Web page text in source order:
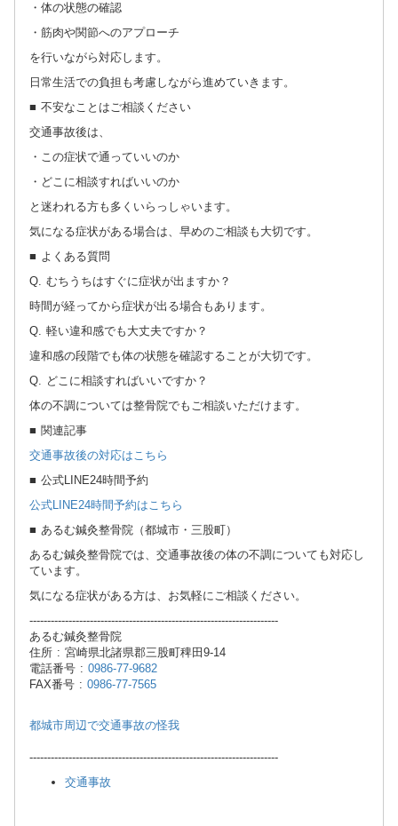
・体の状態の確認
・筋肉や関節へのアプローチ
を行いながら対応します。
日常生活での負担も考慮しながら進めていきます。
■ 不安なことはご相談ください
交通事故後は、
・この症状で通っていいのか
・どこに相談すればいいのか
と迷われる方も多くいらっしゃいます。
気になる症状がある場合は、早めのご相談も大切です。
■ よくある質問
Q. むちうちはすぐに症状が出ますか？
時間が経ってから症状が出る場合もあります。
Q. 軽い違和感でも大丈夫ですか？
違和感の段階でも体の状態を確認することが大切です。
Q. どこに相談すればいいですか？
体の不調については整骨院でもご相談いただけます。
■ 関連記事
交通事故後の対応はこちら
■ 公式LINE24時間予約
公式LINE24時間予約はこちら
■ あるむ鍼灸整骨院（都城市・三股町）
あるむ鍼灸整骨院では、交通事故後の体の不調についても対応し
ています。
気になる症状がある方は、お気軽にご相談ください。
----------------------------------------------------------------------
あるむ鍼灸整骨院
住所 : 宮崎県北諸県郡三股町稗田9-14
電話番号 : 0986-77-9682
FAX番号 : 0986-77-7565
都城市周辺で交通事故の怪我
----------------------------------------------------------------------
交通事故